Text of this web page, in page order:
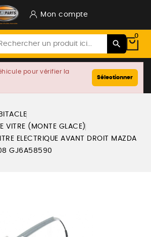
Mon compte
0
pour vérifier la
Sélectionner
VITRE (MONTE GLACE)
ELECTRIQUE AVANT DROIT MAZDA
GJ6A58590